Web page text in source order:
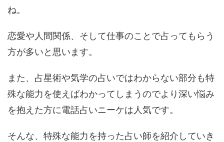
ね。
恋愛や人間関係、そして仕事のことで占ってもらう
方が多いと思います。
また、占星術や気学の占いではわからない部分も特
殊な能力を使えばわかってしまうのでより深い悩み
を抱えた方に電話占いニーケは人気です。
そんな、特殊な能力を持った占い師を紹介していき